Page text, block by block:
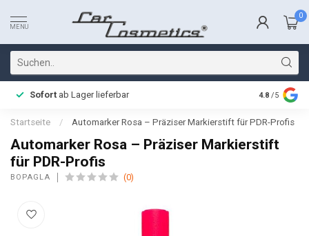
MENU
0
Sofort ab Lager lieferbar Schnelle
4.8 /5
Startseite / Automarker Rosa – Präziser Markierstift für PDR-Profis
Automarker Rosa – Präziser Markierstift
für PDR-Profis
BOPAGLA (0)